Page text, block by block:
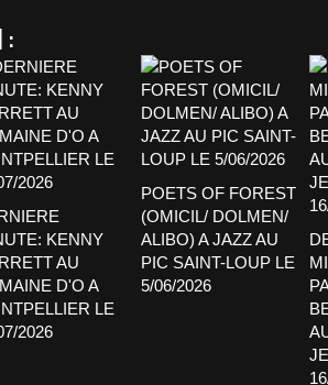
:
KENNY
AU
D'O A
LE
2026
POETS OF FOREST
(OMICIL/ DOLMEN/
ALIBO) A JAZZ AU
PIC SAINT-LOUP LE
5/06/2026